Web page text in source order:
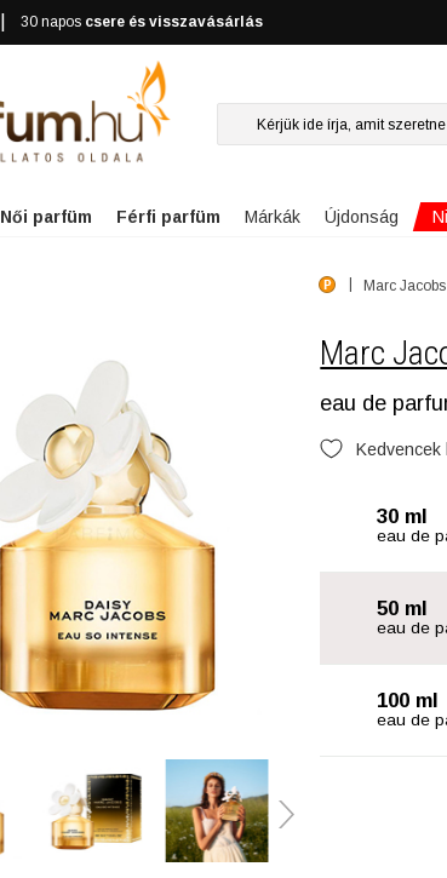
30 napos csere és visszavásárlás
Női parfüm Férfi parfüm Márkák Újdonság
Marc Jacobs
Marc
eau de
Kedvencek
30 ml
eau de
50 ml
eau de
100 ml
eau de